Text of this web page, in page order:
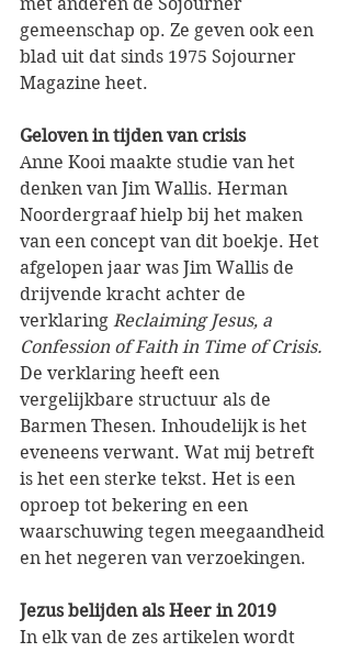
met anderen de Sojourner
gemeenschap op. Ze geven ook een
blad uit dat sinds 1975 Sojourner
Magazine heet.
Geloven in tijden van crisis
Anne Kooi maakte studie van het
denken van Jim Wallis. Herman
Noordergraaf hielp bij het maken
van een concept van dit boekje. Het
afgelopen jaar was Jim Wallis de
drijvende kracht achter de
verklaring Reclaiming Jesus, a
Confession of Faith in Time of Crisis.
De verklaring heeft een
vergelijkbare structuur als de
Barmen Thesen. Inhoudelijk is het
eveneens verwant. Wat mij betreft
is het een sterke tekst. Het is een
oproep tot bekering en een
waarschuwing tegen meegaandheid
en het negeren van verzoekingen.
Jezus belijden als Heer in 2019
In elk van de zes artikelen wordt